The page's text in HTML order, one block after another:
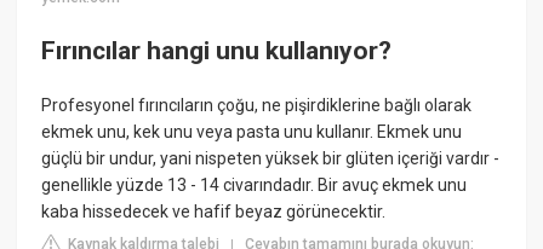
Fırıncılar hangi unu kullanıyor?
Profesyonel fırıncıların çoğu, ne pişirdiklerine bağlı olarak
ekmek unu, kek unu veya pasta unu kullanır. Ekmek unu
güçlü bir undur, yani nispeten yüksek bir glüten içeriği vardır -
genellikle yüzde 13 - 14 civarındadır. Bir avuç ekmek unu
kaba hissedecek ve hafif beyaz görünecektir.
Kaynak kaldırma talebi |Cevabın tamamını burada okuyun: